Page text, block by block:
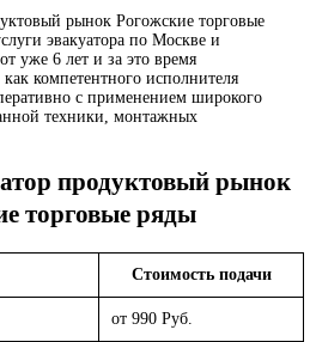
рынок Рогожские торговые
эвакуатора по Москве и
уже 6 лет и за это время
как компетентного исполнителя
с применением широкого
техники, монтажных
продуктовый рынок
торговые ряды
Стоимость подачи
от 990 Руб.